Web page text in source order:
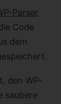
Parser
Code
dem
den WP-
saubere